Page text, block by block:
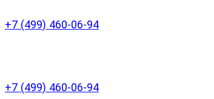
+7 (499) 460-06-94
+7 (499) 460-06-94